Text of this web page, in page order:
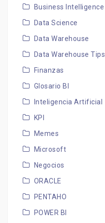
Business Intelligence
Data Science
Data Warehouse
Data Warehouse Tips
Finanzas
Glosario BI
Inteligencia Artificial
KPI
Memes
Microsoft
Negocios
ORACLE
PENTAHO
POWER BI